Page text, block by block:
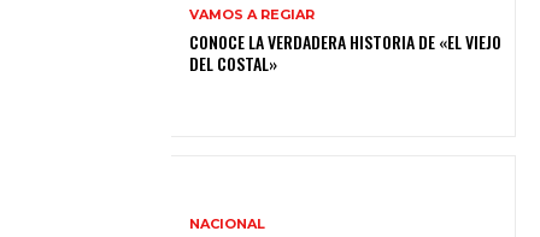
VAMOS A REGIAR
CONOCE LA VERDADERA HISTORIA DE «EL VIEJO
DEL COSTAL»
NACIONAL